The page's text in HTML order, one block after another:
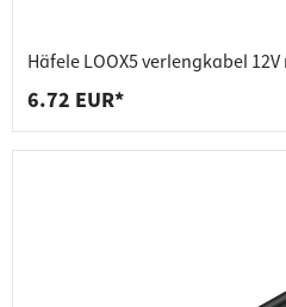
Häfele LOOX5 verlengkabel
6.72 EUR*